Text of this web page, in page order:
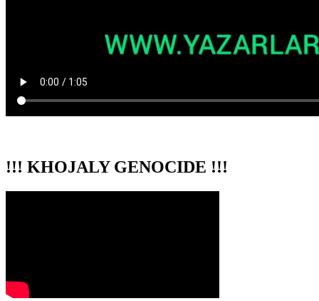
!!! KHOJALY GENOCIDE !!!